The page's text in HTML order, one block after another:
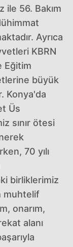
ile 56. Bakım
Ayrıca
KBRN
Eğitim
büyük
Konya'da
Üs
sınır ötesi
70 yılı
birliklerimiz
muhtelif
onarım,
alanı